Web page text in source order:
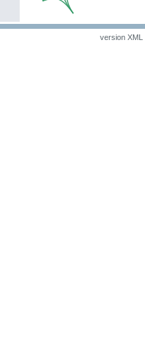
version